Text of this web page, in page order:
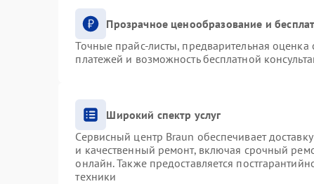
Прозрачное ценообразование и
Точные прайс-листы, предварительная оценка
платежей и возможность бесплатной
Широкий спектр услуг
Сервисный центр Braun обеспечивает
и качественный ремонт, включая срочный
онлайн. Также предоставляется
техники